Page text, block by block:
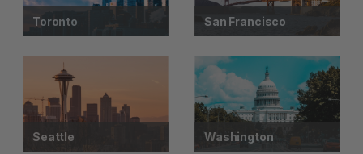
Toronto San Francisco
Seattle Washington